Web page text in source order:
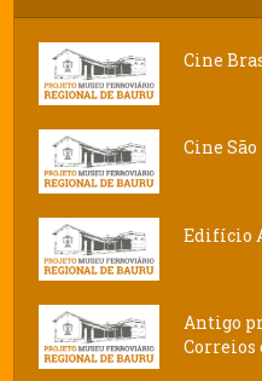
Cine
Cine São
Edifício
Antigo
Correios